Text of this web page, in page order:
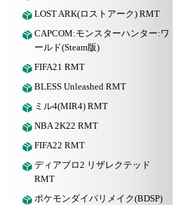
LOST ARK(ロストアーク) RMT
CAPCOM:モンスターハンター:ワ
ールド(Steam版)
FIFA21 RMT
BLESS Unleashed RMT
ミル4(MIR4) RMT
NBA 2K22 RMT
FIFA22 RMT
ディアブロ2 リザレクテッド
RMT
ポケモンダイパリメイク(BDSP)